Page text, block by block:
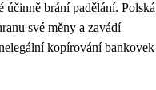
účinně brání padělání. Polská
své měny a zavádí
kopírování bankovek